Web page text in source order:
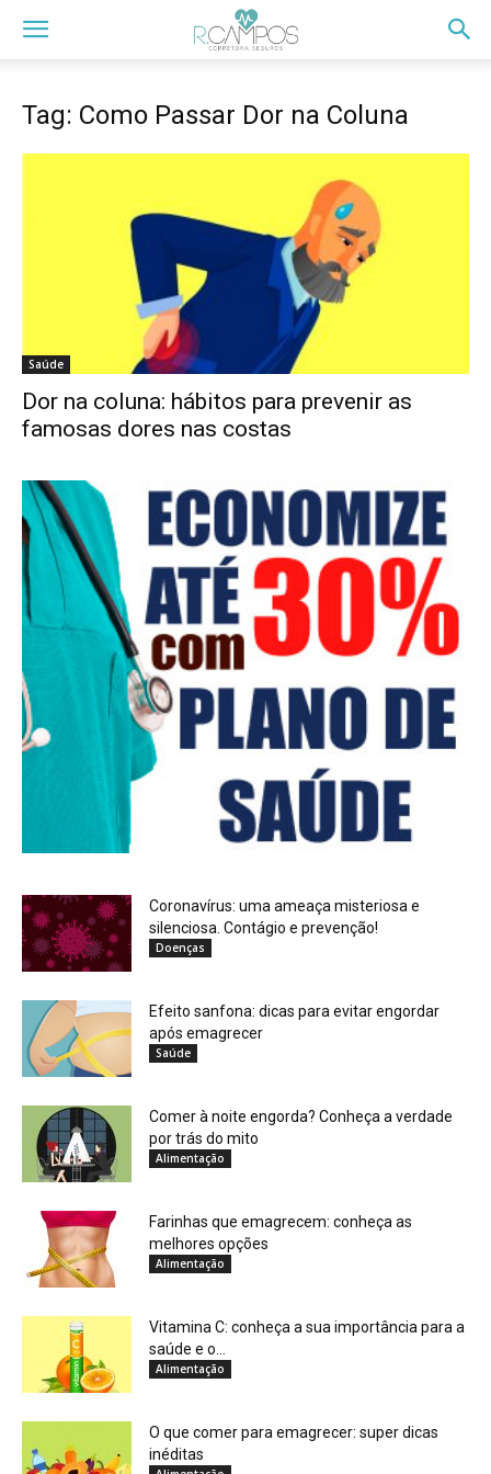
Tag: Como Passar Dor na Coluna
Saúde
Dor na coluna: hábitos para prevenir as
famosas dores nas costas
Coronavírus: uma ameaça misteriosa e
silenciosa. Contágio e prevenção!
Doenças
Efeito sanfona: dicas para evitar engordar
após emagrecer
Saúde
Comer à noite engorda? Conheça a verdade
por trás do mito
Alimentação
Farinhas que emagrecem: conheça as
melhores opções
Alimentação
Vitamina C: conheça a sua importância para a
saúde e o...
Alimentação
O que comer para emagrecer: super dicas
inéditas